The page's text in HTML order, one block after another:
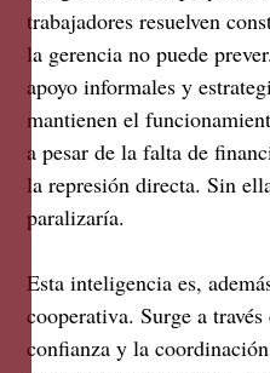
trabajadores resuelven
la gerencia no puede
apoyo informales y
mantienen el
a pesar de la falta de
la represión directa. Sin
paralizaría.
Esta inteligencia es,
cooperativa. Surge a
confianza y la